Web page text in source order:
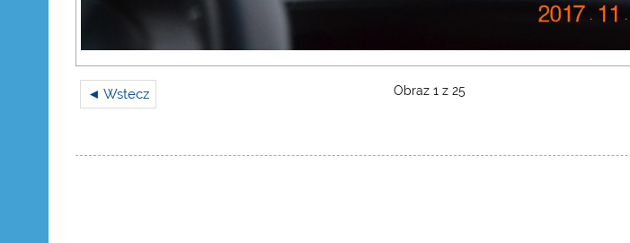
◄ Wstecz Obraz 1 z 25